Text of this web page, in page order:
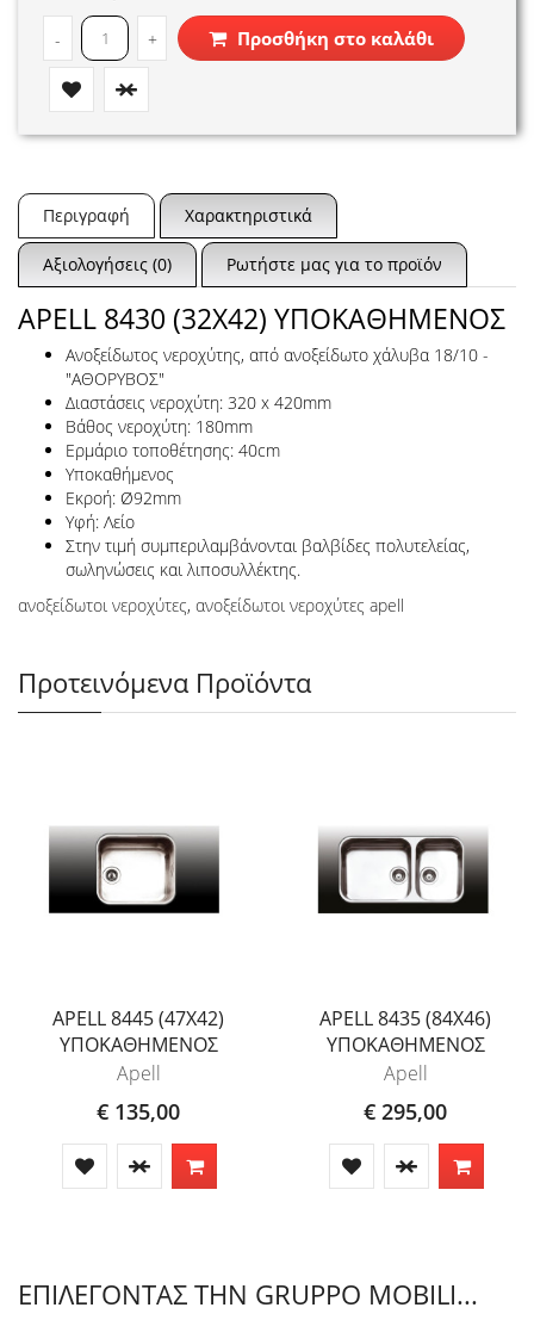
- + Προσθήκη στο καλάθι
Περιγραφή Χαρακτηριστικά
Αξιολογήσεις (0) Ρωτήστε μας για το προϊόν
APELL 8430 (32X42) ΥΠΟΚΑΘΗΜΕΝΟΣ
Ανοξείδωτος νεροχύτης, από ανοξείδωτο χάλυβα 18/10 -
"ΑΘΟΡΥΒΟΣ"
Διαστάσεις νεροχύτη: 320 x 420mm
Βάθος νεροχύτη: 180mm
Ερμάριο τοποθέτησης: 40cm
Υποκαθήμενος
Εκροή: Ø92mm
Υφή: Λείο
Στην τιμή συμπεριλαμβάνονται βαλβίδες πολυτελείας,
σωληνώσεις και λιποσυλλέκτης.
ανοξείδωτοι νεροχύτες, ανοξείδωτοι νεροχύτες apell
Προτεινόμενα Προϊόντα
APELL 8445 (47X42)
ΥΠΟΚΑΘΗΜΕΝΟΣ
Apell
€ 135,00
APELL 8435 (84X46)
ΥΠΟΚΑΘΗΜΕΝΟΣ
Apell
€ 295,00
ΕΠΙΛΕΓΟΝΤΑΣ ΤΗΝ GRUPPO MOBILI...